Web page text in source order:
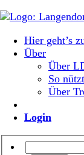
Hier geht’s
Über
Über
So
Über
Login